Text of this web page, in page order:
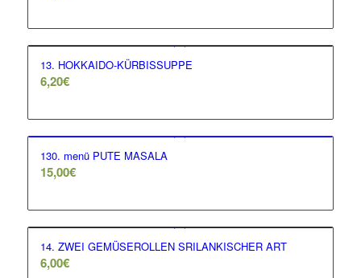
13. HOKKAIDO-KÜRBISSUPPE
6,20€
130. menü PUTE MASALA
15,00€
14. ZWEI GEMÜSEROLLEN SRILANKISCHER ART
6,00€